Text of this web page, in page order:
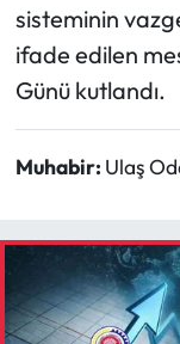
sisteminin
ifade edilen
Günü kutlandı.
Muhabir: Ulaş
Osmancık
Otomotiv
Resmi İlan
Sağlık
Siyaset